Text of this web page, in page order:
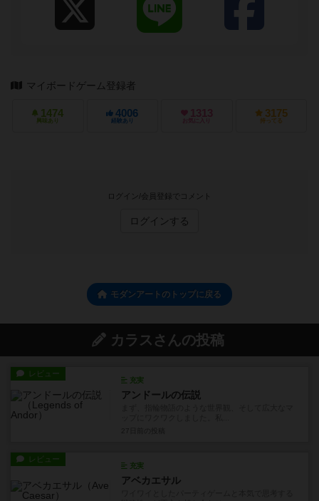
マイボードゲーム登録者
1474
興味あり
4006
経験あり
1313
お気に入り
3175
持ってる
ログイン/会員登録でコメント
ログインする
モダンアートのトップに戻る
カラスさんの投稿
レビュー
充実
アンドールの伝説
レビュー
充実
アベカエサル